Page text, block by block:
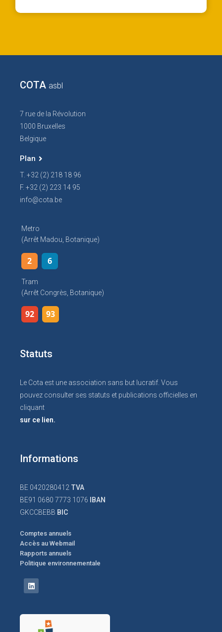
COTA asbl
7 rue de la Révolution
1000 Bruxelles
Belgique
Plan
T. +32 (2) 218 18 96
F. +32 (2) 223 14 95
info@cota.be
Metro
(arrêt Madou, Botanique)
2 6
Tram
(arrêt Congrès, Botanique)
92 93
Statuts
Le Cota est une association sans but lucratif. Vous
pouvez consulter ses statuts et publications officielles en
cliquant
sur ce lien.
Informations
BE 0420280412 TVA
BE91 0680 7773 1076
IBAN
GKCCBEBB BIC
Comptes annuels
Accès au Webmail
Rapports annuels
Politique environnementale